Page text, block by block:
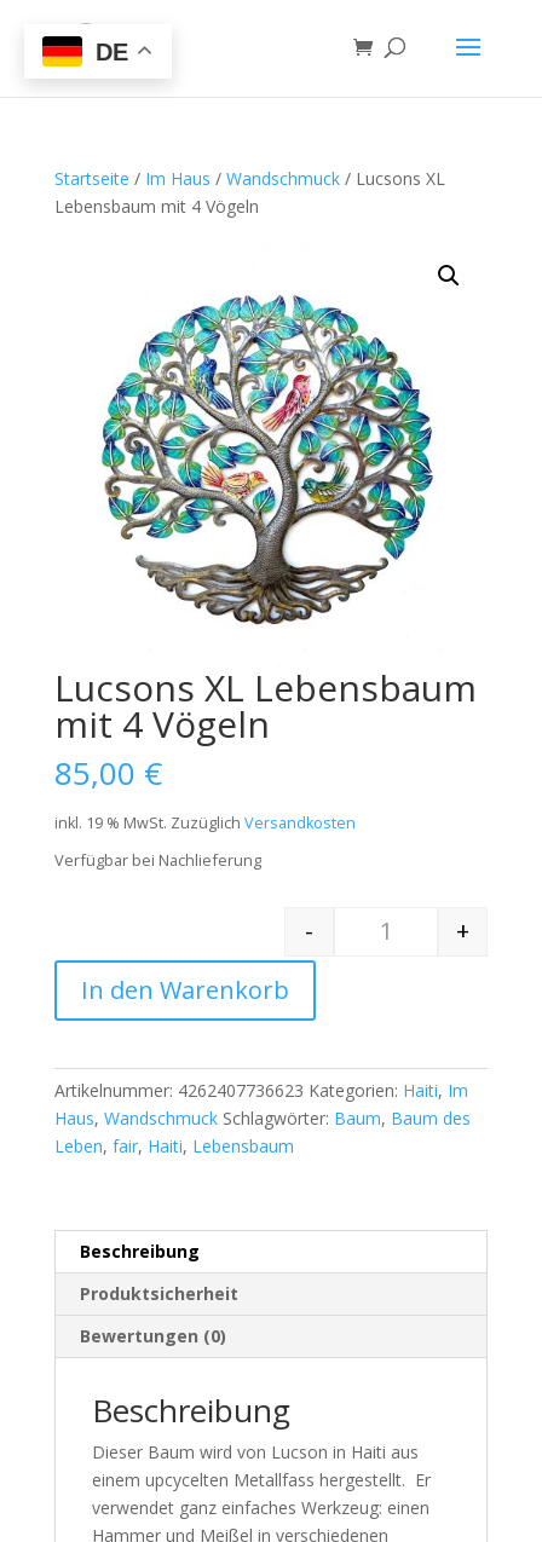
Startseite / Im Haus / Wandschmuck/ Lucsons XL
Lebensbaum mit 4 Vögeln
Lucsons XL Lebensbaum
mit 4 Vögeln
85,00 €
inkl. 19 % MwSt. Zuzüglich Versandkosten
Verfügbar bei Nachlieferung
Quantity
-
+
In den Warenkorb
Artikelnummer: 4262407736623 Kategorien: Haiti, Im
Haus, Wandschmuck Schlagwörter: Baum, Baum des
Leben, fair, Haiti, Lebensbaum
Beschreibung
Produktsicherheit
Bewertungen (0)
Beschreibung
Dieser Baum wird von Lucson in Haiti aus
einem upcycelten Metallfass hergestellt. Er
verwendet ganz einfaches Werkzeug: einen
Hammer und Meißel in verschiedenen
DE